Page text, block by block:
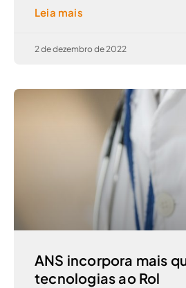
Leia mais
2 de dezembro de 2022
ANS incorpora mais
tecnologias ao Rol